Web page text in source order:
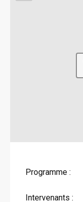
Programme :
Intervenants :